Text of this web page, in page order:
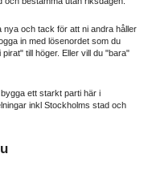
och tack för att ni andra håller
in med lösenordet som du
till höger. Eller vill du "bara"
ett starkt parti här i
inkl Stockholms stad och